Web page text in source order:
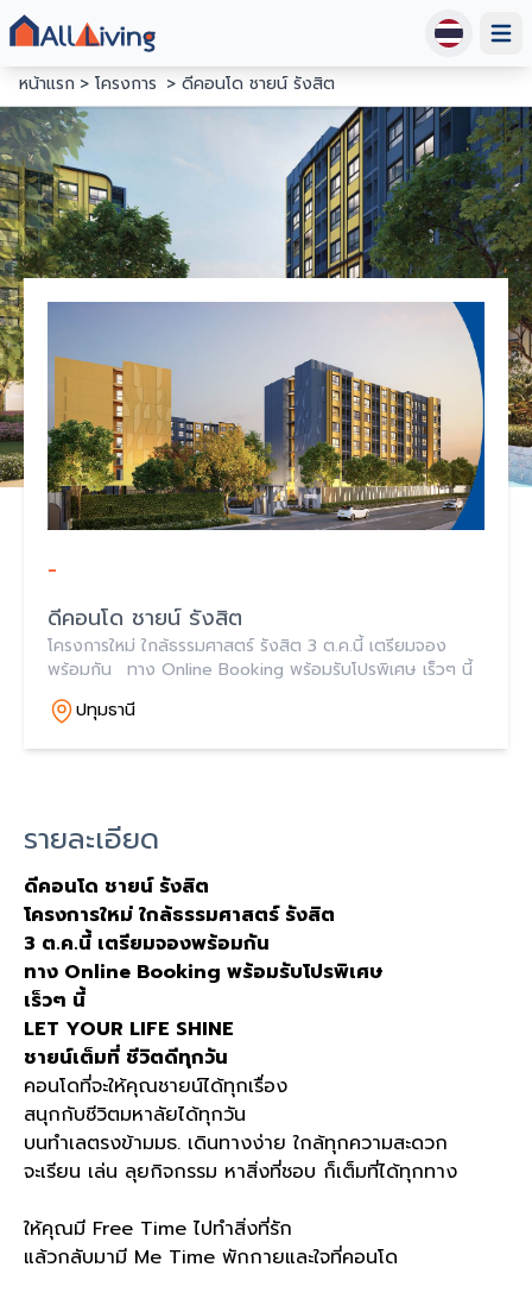
หน้าแรก
โครงการ ดีคอนโด ชายน์ รังสิต
-
ดีคอนโด ชายน์ รังสิต
โครงการใหม่ ใกล้ธรรมศาสตร์ รังสิต 3 ต.ค.นี้ เตรียมจอง
พร้อมกัน ทาง Online Booking พร้อมรับโปรพิเศษ เร็วๆ นี้
ปทุมธานี
รายละเอียด
ดีคอนโด ชายน์ รังสิต
โครงการใหม่ ใกล้ธรรมศาสตร์ รังสิต
3 ต.ค.นี้ เตรียมจองพร้อมกัน
ทาง Online Booking พร้อมรับโปรพิเศษ
เร็วๆ นี้
LET YOUR LIFE SHINE
ชายน์เต็มที่ ชีวิตดีทุกวัน
คอนโดที่จะให้คุณชายน์ได้ทุกเรื่อง
สนุกกับชีวิตมหาลัยได้ทุกวัน
บนทำเลตรงข้ามมธ. เดินทางง่าย ใกล้ทุกความสะดวก
จะเรียน เล่น ลุยกิจกรรม หาสิ่งที่ชอบ ก็เต็มที่ได้ทุกทาง
ให้คุณมี Free Time ไปทำสิ่งที่รัก
แล้วกลับมามี Me Time พักกายและใจที่คอนโด